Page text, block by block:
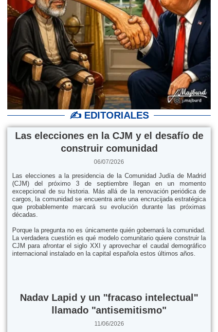
✍ EDITORIALES
Las elecciones en la CJM y el desafío de
construir comunidad
06/07/2026
Las elecciones a la presidencia de la Comunidad Judía de Madrid
(CJM) del próximo 3 de septiembre llegan en un momento
excepcional de su historia. Más allá de la renovación periódica de
cargos, la comunidad se encuentra ante una encrucijada estratégica
que probablemente marcará su evolución durante las próximas
décadas.
Porque la pregunta no es únicamente quién gobernará la comunidad.
La verdadera cuestión es qué modelo comunitario quiere construir la
CJM para afrontar el siglo XXI y aprovechar el caudal demográfico
internacional instalado en la capital española estos últimos años.
Nadav Lapid y un "fracaso intelectual"
llamado "antisemitismo"
11/06/2026